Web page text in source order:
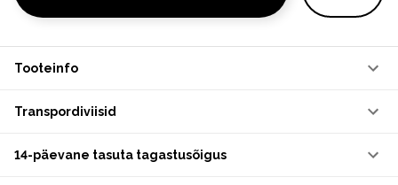
Tooteinfo
Transpordiviisid
14-päevane tasuta tagastusõigus